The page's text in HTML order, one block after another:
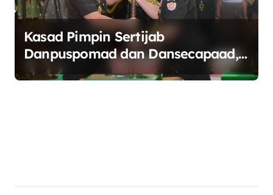
Kasad Pimpin Sertijab
Danpuspomad dan Dansecapaad,
Tegaskan Penguatan Organisasi